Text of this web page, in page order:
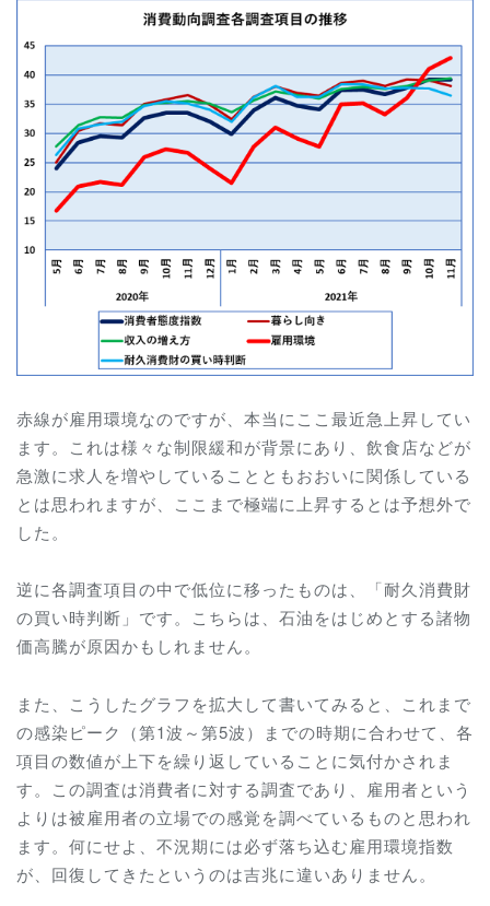
赤線が雇用環境なのですが、本当にここ最近急上昇してい
ます。これは様々な制限緩和が背景にあり、飲食店などが
急激に求人を増やしていることともおおいに関係している
とは思われますが、ここまで極端に上昇するとは予想外で
した。
逆に各調査項目の中で低位に移ったものは、「耐久消費財
の買い時判断」です。こちらは、石油をはじめとする諸物
価高騰が原因かもしれません。
また、こうしたグラフを拡大して書いてみると、これまで
の感染ピーク（第1波～第5波）までの時期に合わせて、各
項目の数値が上下を繰り返していることに気付かされま
す。この調査は消費者に対する調査であり、雇用者という
よりは被雇用者の立場での感覚を調べているものと思われ
ます。何にせよ、不況期には必ず落ち込む雇用環境指数
が、回復してきたというのは吉兆に違いありません。